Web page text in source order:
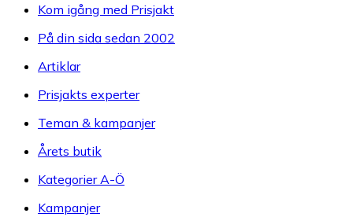
Kom igång med Prisjakt
På din sida sedan 2002
Artiklar
Prisjakts experter
Teman & kampanjer
Årets butik
Kategorier A-Ö
Kampanjer